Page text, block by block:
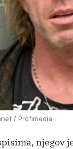
/ Profimedia
njegov